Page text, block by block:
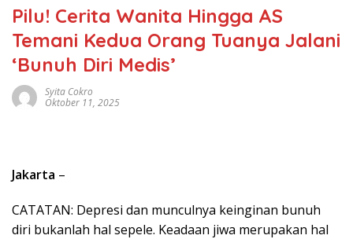
Pilu! Cerita Wanita Hingga AS
Temani Kedua Orang Tuanya Jalani
‘Bunuh Diri Medis’
Syita Cokro
Oktober 11, 2025
Jakarta –
CATATAN: Depresi dan munculnya keinginan bunuh
diri bukanlah hal sepele. Keadaan jiwa merupakan hal